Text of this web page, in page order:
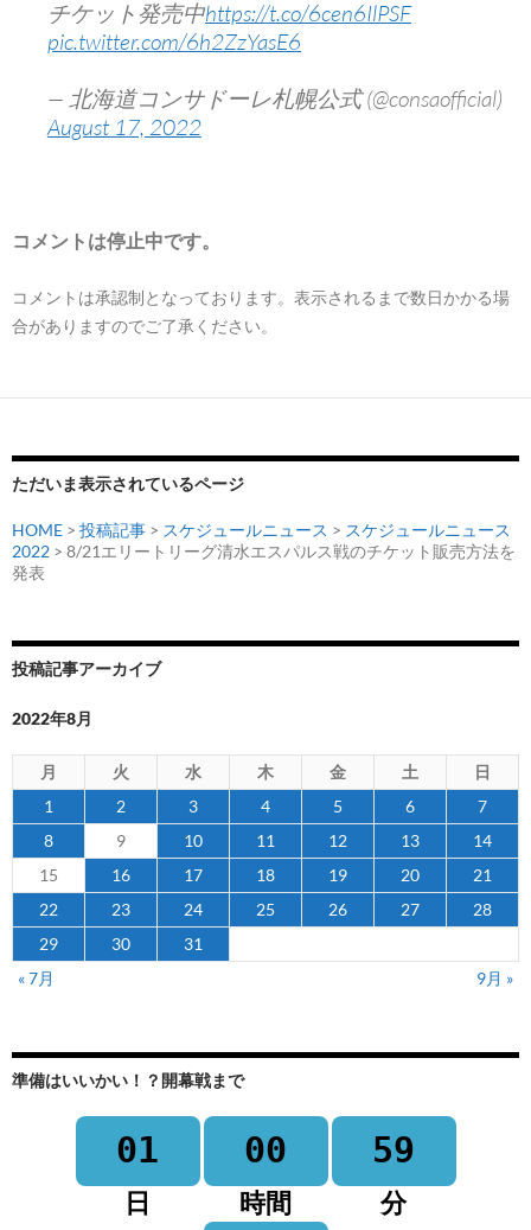
チケット発売中https://t.co/6cen6IlPSF
pic.twitter.com/6h2ZzYasE6
— 北海道コンサドーレ札幌公式 (@consaofficial)
August 17, 2022
コメントは停止中です。
コメントは承認制となっております。表示されるまで数日かかる場
合がありますのでご了承ください。
ただいま表示されているページ
HOME > 投稿記事 > スケジュールニュース > スケジュールニュース
2022 > 8/21エリートリーグ清水エスパルス戦のチケット販売方法を
発表
投稿記事アーカイブ
2022年8月
月 火 水 木 金 土
日
1
2 3 4 5 6
7
8
9 10 11 12 13
14
15
16 17 18 19 20
21
22
23 24 25 26 27
28
29
30
31
« 7月
9月 »
準備はいいかい！？開幕戦まで
01
日
00
時間
59
分